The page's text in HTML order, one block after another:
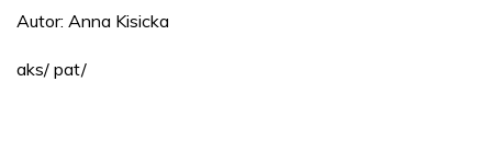
Autor: Anna Kisicka
aks/ pat/